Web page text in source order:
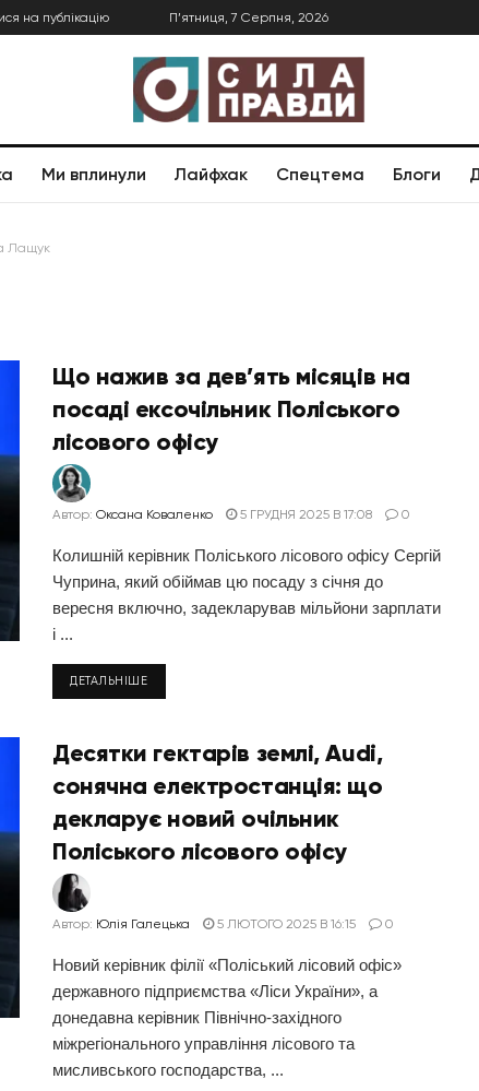
на публікацію П’ятниця, 7 Серпня, 2026
Ми вплинули Лайфхак Спецтема Блоги
Лащук
Що нажив за дев’ять місяців на
посаді ексочільник Поліського
лісового офісу
Автор: Оксана Коваленко 5 ГРУДНЯ 2025 В 17:08 0
Колишній керівник Поліського лісового офісу Сергій
Чуприна, який обіймав цю посаду з січня до
вересня включно, задекларував мільйони зарплати
і ...
ДЕТАЛЬНІШЕ
Десятки гектарів землі, Audi,
сонячна електростанція: що
декларує новий очільник
Поліського лісового офісу
Автор: Юлія Галецька 5 ЛЮТОГО 2025 В 16:15 0
Новий керівник філії «Поліський лісовий офіс»
державного підприємства «Ліси України», а
донедавна керівник Північно-західного
міжрегіонального управління лісового та
мисливського господарства, ...